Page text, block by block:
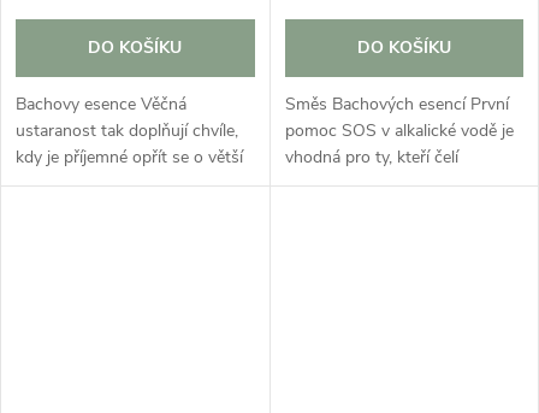
DO KOŠÍKU
Bachovy esence Věčná
ustaranost tak doplňují chvíle,
kdy je příjemné opřít se o větší
klid, důvěru a vnitřní rovnováhu.
DO KOŠÍKU
Směs Bachových esencí První
pomoc SOS v alkalické vodě je
vhodná pro ty, kteří čelí
extrémnímu stresu nebo